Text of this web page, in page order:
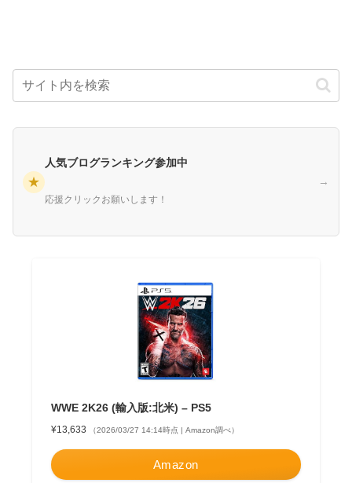
★
人気ブログランキング参加中
応援クリックお願いします！
→
WWE 2K26 (輸入版:北米) – PS5
¥13,633 （2026/03/27 14:14時点 | Amazon調べ）
Amazon